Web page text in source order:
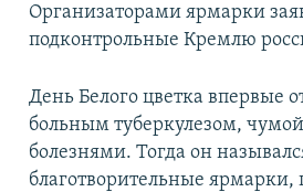
Организаторами ярмарки
подконтрольные Кремлю
День Белого цветка впервые
больным туберкулезом,
болезнями. Тогда он
благотворительные ярмарки,